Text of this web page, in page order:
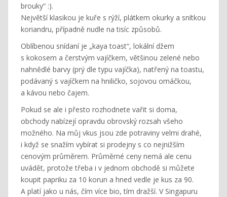
brouky“ :).
Největší klasikou je kuře s rýží, plátkem okurky a snítkou
koriandru, případně nudle na tisíc způsobů.
Oblíbenou snídaní je „kaya toast“, lokální džem
s kokosem a čerstvým vajíčkem, většinou zelené nebo
nahnědlé barvy (prý dle typu vajíčka), natřený na toastu,
podávaný s vajíčkem na hniličko, sojovou omáčkou,
a kávou nebo čajem.
Pokud se ale i přesto rozhodnete vařit si doma,
obchody nabízejí opravdu obrovský rozsah všeho
možného. Na můj vkus jsou zde potraviny velmi drahé,
i když se snažím vybírat si prodejny s co nejnižším
cenovým průměrem. Průměrné ceny nemá ale cenu
uvádět, protože třeba i v jednom obchodě si můžete
koupit papriku za 10 korun a hned vedle je kus za 90.
A platí jako u nás, čím více bio, tím dražší. V Singapuru